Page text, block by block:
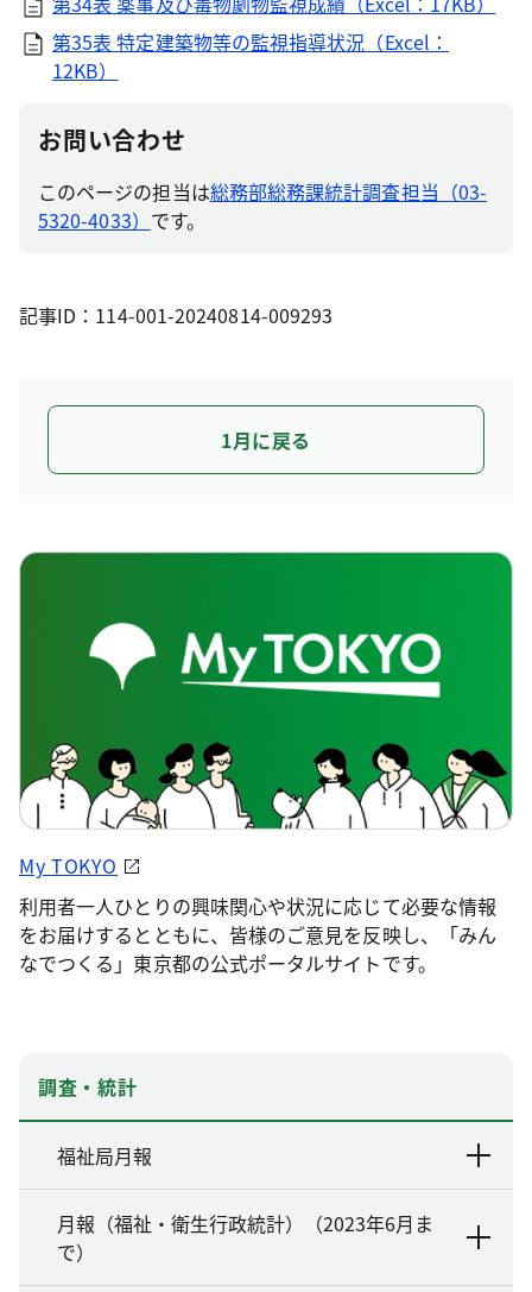
第35表 特定建築物等の監視指導状況（Excel：
12KB）
お問い合わせ
このページの担当は総務部総務課統計調査担当（03-
5320-4033） です。
記事ID：114-001-20240814-009293
1月に戻る
My TOKYO
利用者一人ひとりの興味関心や状況に応じて必要な情報
をお届けするとともに、皆様のご意見を反映し、「みん
なでつくる」東京都の公式ポータルサイトです。
調査・統計
福祉局月報
月報（福祉・衛生行政統計）（2023年6月ま
で）